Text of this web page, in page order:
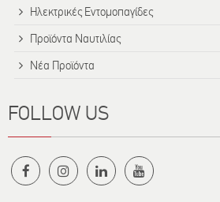
Ηλεκτρικές Εντομοπαγίδες
Προϊόντα Ναυτιλίας
Νέα Προϊόντα
FOLLOW US